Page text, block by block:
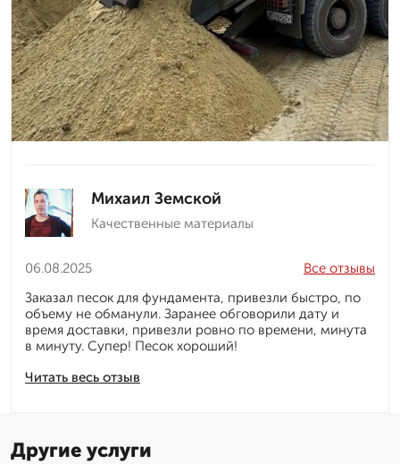
Михаил Земской
Качественные материалы
06.08.2025
Читать весь отзыв
Все отзывы
Заказал песок для фундамента, привезли быстро, по
объему не обманули. Заранее обговорили дату и
время доставки, привезли ровно по времени, минута
в минуту. Супер! Песок хороший!
Другие услуги